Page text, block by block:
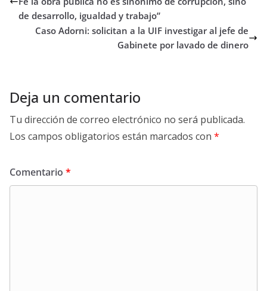
de desarrollo, igualdad y trabajo”
Caso Adorni: solicitan a la UIF investigar al jefe de
Gabinete por lavado de dinero
Deja un comentario
Tu dirección de correo electrónico no será publicada.
Los campos obligatorios están marcados con *
Comentario *